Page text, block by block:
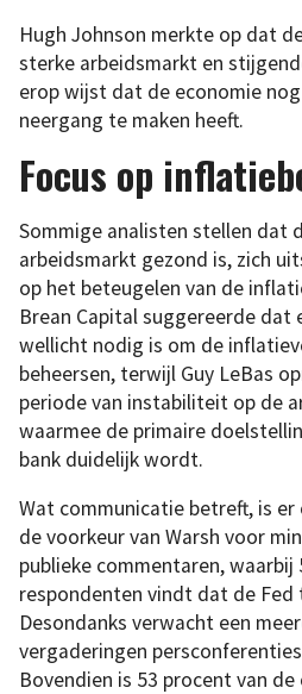
Hugh Johnson merkte op dat
sterke arbeidsmarkt en
erop wijst dat de economie
neergang te maken heeft.
Focus op
Sommige analisten stellen dat
arbeidsmarkt gezond is, zich
op het beteugelen van de
Brean Capital suggereerde dat
wellicht nodig is om de
beheersen, terwijl Guy LeBas
periode van instabiliteit op de
waarmee de primaire
bank duidelijk wordt.
Wat communicatie betreft, is
de voorkeur van Warsh voor
publieke commentaren, waarbij
respondenten vindt dat de Fed
Desondanks verwacht een
vergaderingen
Bovendien is 53 procent van